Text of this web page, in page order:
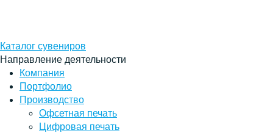
Каталог сувениров
Направление деятельности
Компания
Портфолио
Производство
Офсетная печать
Цифровая печать